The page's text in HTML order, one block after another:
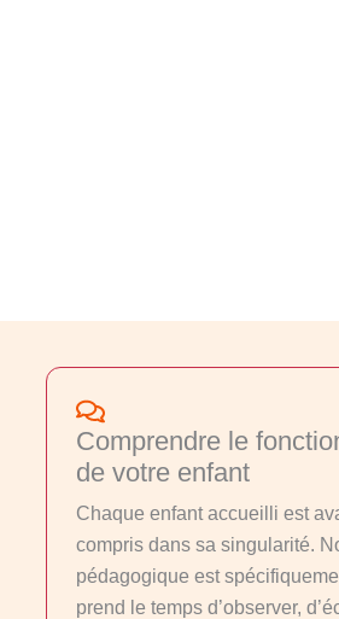
Comprendre le
de votre enfant
Chaque enfant accueilli est
compris dans sa singularité.
pédagogique est
prend le temps d’observer,